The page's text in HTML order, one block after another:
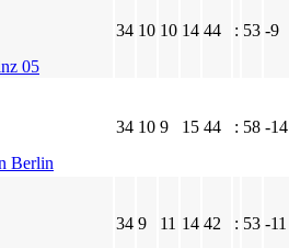
05
34 10 10 14 44 : 53 -9
Berlin
34 10 9 15 44 : 58 -14
34 9 11 14 42 : 53 -11